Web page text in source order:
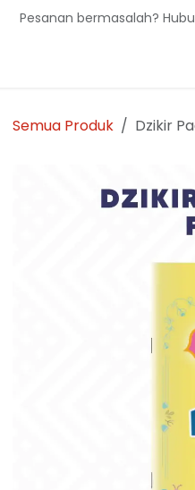
Pesanan bermasalah?
Semua Produk Dzikir